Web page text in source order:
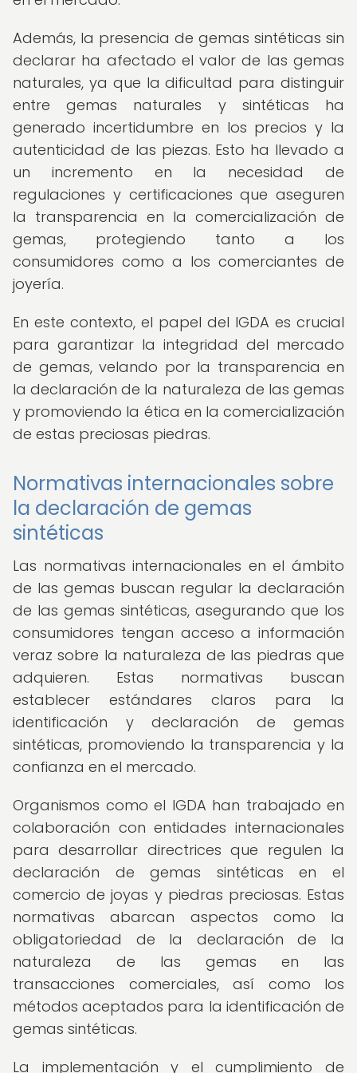
Además, la presencia de gemas sintéticas sin
declarar ha afectado el valor de las gemas
naturales, ya que la dificultad para distinguir
entre gemas naturales y sintéticas ha
generado incertidumbre en los precios y la
autenticidad de las piezas. Esto ha llevado a
un incremento en la necesidad de
regulaciones y certificaciones que aseguren
la transparencia en la comercialización de
gemas, protegiendo tanto a los
consumidores como a los comerciantes de
joyería.
En este contexto, el papel del IGDA es crucial
para garantizar la integridad del mercado
de gemas, velando por la transparencia en
la declaración de la naturaleza de las gemas
y promoviendo la ética en la comercialización
de estas preciosas piedras.
Normativas internacionales sobre
la declaración de gemas
sintéticas
Las normativas internacionales en el ámbito
de las gemas buscan regular la declaración
de las gemas sintéticas, asegurando que los
consumidores tengan acceso a información
veraz sobre la naturaleza de las piedras que
adquieren. Estas normativas buscan
establecer estándares claros para la
identificación y declaración de gemas
sintéticas, promoviendo la transparencia y la
confianza en el mercado.
Organismos como el IGDA han trabajado en
colaboración con entidades internacionales
para desarrollar directrices que regulen la
declaración de gemas sintéticas en el
comercio de joyas y piedras preciosas. Estas
normativas abarcan aspectos como la
obligatoriedad de la declaración de la
naturaleza de las gemas en las
transacciones comerciales, así como los
métodos aceptados para la identificación de
gemas sintéticas.
La implementación y el cumplimiento de